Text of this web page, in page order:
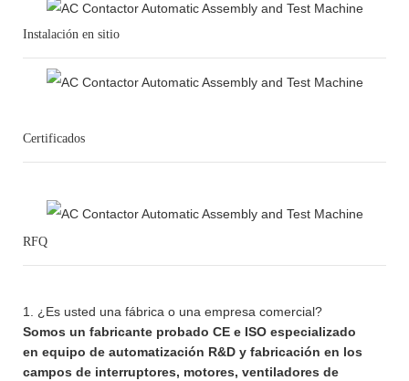
Instalación en sitio
Certificados
RFQ
1. ¿Es usted una fábrica o una empresa comercial?
Somos un fabricante probado CE e ISO especializado
en equipo de automatización R&D y fabricación en los
campos de interruptores, motores, ventiladores de